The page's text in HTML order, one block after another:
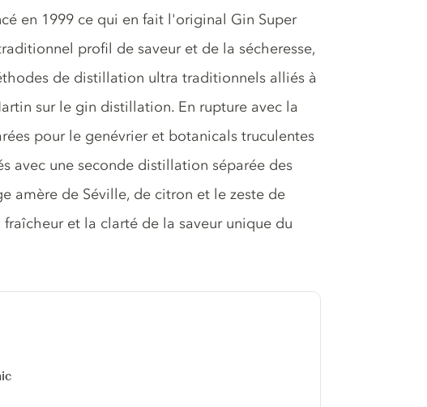
en 1999 ce qui en fait l'original Gin Super
profil de saveur et de la sécheresse,
de distillation ultra traditionnels alliés à
sur le gin distillation. En rupture avec la
pour le genévrier et botanicals truculentes
avec une seconde distillation séparée des
amère de Séville, de citron et le zeste de
et la clarté de la saveur unique du